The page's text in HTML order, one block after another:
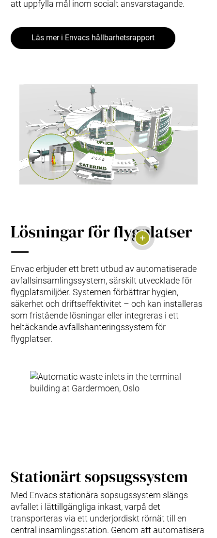
att uppfylla mål inom socialt ansvarstagande.
Läs mer i Envacs hållbarhetsrapport
Lösningar för flygplatser
Envac erbjuder ett brett utbud av automatiserade
avfallsinsamlingssystem, särskilt utvecklade för
flygplatsmiljöer. Systemen förbättrar hygien,
säkerhet och driftseffektivitet – och kan installeras
som fristående lösningar eller integreras i ett
heltäckande avfallshanteringssystem för
flygplatser.
Stationärt sopsugssystem
Med Envacs stationära sopsugssystem slängs
avfallet i lättillgängliga inkast, varpå det
transporteras via ett underjordiskt rörnät till en
central insamlingsstation. Genom att automatisera